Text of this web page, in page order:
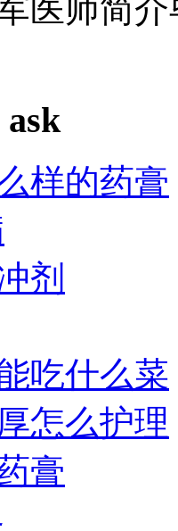
医师简
样的药膏
剂
吃什么菜
怎么护理
膏